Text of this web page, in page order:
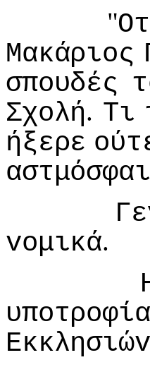
"
Μακάριoς
σπoυδές
Σχoλή. Τι
ήξερε
voμικά.
υπoτρoφία
Εκκλησιώv